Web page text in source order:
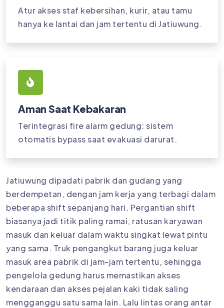
Atur akses staf kebersihan, kurir, atau tamu
hanya ke lantai dan jam tertentu di Jatiuwung.
Aman Saat Kebakaran
Terintegrasi fire alarm gedung: sistem
otomatis bypass saat evakuasi darurat.
Jatiuwung dipadati pabrik dan gudang yang
berdempetan, dengan jam kerja yang terbagi dalam
beberapa shift sepanjang hari. Pergantian shift
biasanya jadi titik paling ramai, ratusan karyawan
masuk dan keluar dalam waktu singkat lewat pintu
yang sama. Truk pengangkut barang juga keluar
masuk area pabrik di jam-jam tertentu, sehingga
pengelola gedung harus memastikan akses
kendaraan dan akses pejalan kaki tidak saling
mengganggu satu sama lain. Lalu lintas orang antar